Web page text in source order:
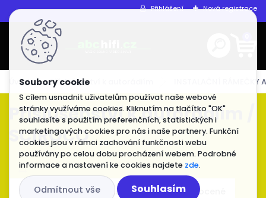
S cílem usnadnit uživatelům používat naše webové
stránky využíváme cookies. Kliknutím na tlačítko "OK"
souhlasíte s použitím preferenčních, statistických i
marketingových cookies pro nás i naše partnery. Funkční
cookies jsou v rámci zachování funkčnosti webu
používány po celou dobu procházení webem. Podrobné
informace a nastavení ke cookies najdete zde.
Odmítnout vše Souhlasím
Přihlášení Nová registrace
Úvod Příslušenství k autorádiím INSTALAČNÍ RÁMEČKY
Příslušenství k autorádiím /
SCIROCO
nejlevnější nejdražší nejlépe hodnocené